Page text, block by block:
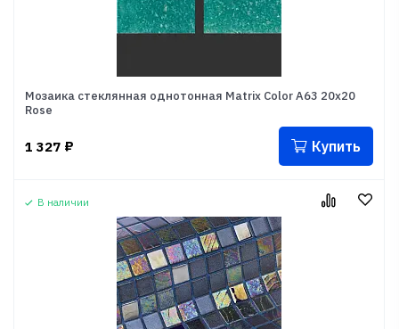
Мозаика стеклянная однотонная Matrix Color A63 20x20
Rose
1 327 ₽ Купить
В наличии